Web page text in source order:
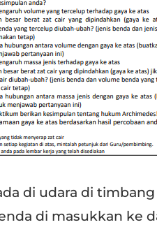
di udara di timbang
di masukkan ke